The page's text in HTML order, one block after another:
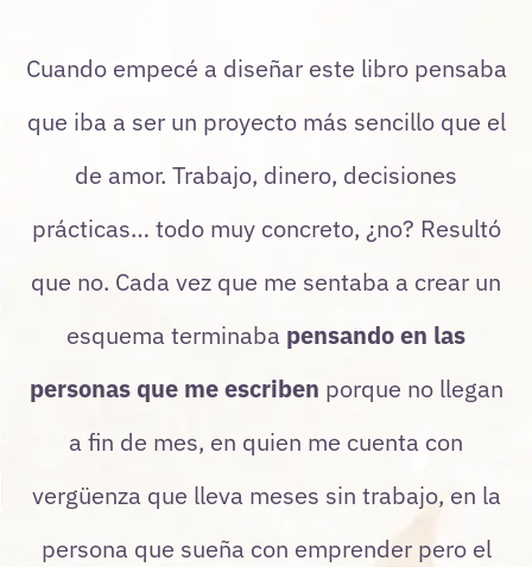
Cuando empecé a diseñar este libro pensaba
que iba a ser un proyecto más sencillo que el
de amor. Trabajo, dinero, decisiones
prácticas… todo muy concreto, ¿no? Resultó
que no. Cada vez que me sentaba a crear un
esquema terminaba pensando en las
personas que me escriben porque no llegan
a fin de mes, en quien me cuenta con
vergüenza que lleva meses sin trabajo, en la
persona que sueña con emprender pero el